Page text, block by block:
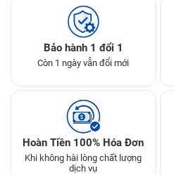
Bảo hành 1 đổi 1
Còn 1 ngày vẫn đổi mới
Hoàn Tiền 100% Hóa Đơn
Khi không hài lòng chất lượng
dịch vụ